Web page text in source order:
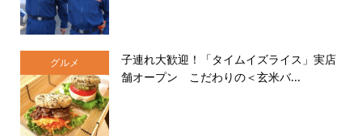
グルメ
子連れ大歓迎！「タイムイズライス」実店
舗オープン こだわりの＜玄米バ...